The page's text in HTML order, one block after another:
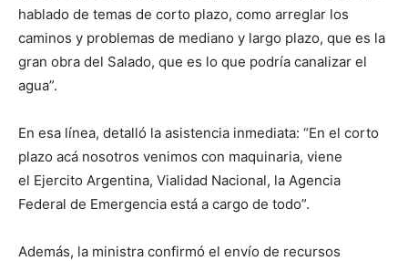
hablado de temas de corto plazo, como arreglar los
caminos y problemas de mediano y largo plazo, que es la
gran obra del Salado, que es lo que podría canalizar el
agua”.
En esa línea, detalló la asistencia inmediata: “En el corto
plazo acá nosotros venimos con maquinaria, viene
el Ejercito Argentina, Vialidad Nacional, la Agencia
Federal de Emergencia está a cargo de todo”.
Además, la ministra confirmó el envío de recursos